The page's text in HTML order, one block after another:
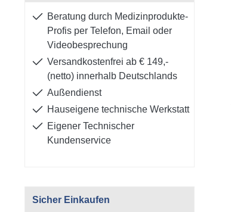
Beratung durch Medizinprodukte-
Profis per Telefon, Email oder
Videobesprechung
Versandkostenfrei ab € 149,-
(netto) innerhalb Deutschlands
Außendienst
Hauseigene technische Werkstatt
Eigener Technischer
Kundenservice
Sicher Einkaufen